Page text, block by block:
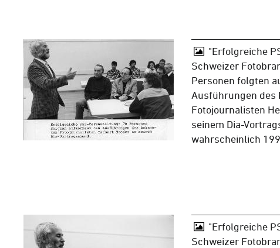
"Erfolgreiche
Schweizer
Personen folgten
Ausführungen des
Fotojournalisten
seinem Dia-
wahrscheinlich
"Erfolgreiche
Schweizer